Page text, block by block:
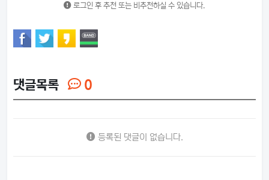
로그인 후 추천 또는 비추천하실 수 있습니다.
댓글목록 0
등록된 댓글이 없습니다.